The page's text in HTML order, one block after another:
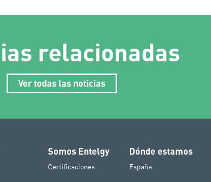
relacionadas
Ver todas las noticias
Somos Entelgy
Certificaciones
Dónde estamos
España